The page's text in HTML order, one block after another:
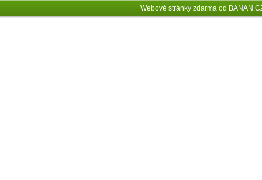
Webové stránky zdarma od